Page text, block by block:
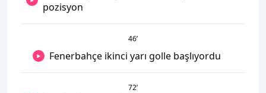
pozisyon
46’
Fenerbahçe ikinci yarı golle başlıyordu
72’